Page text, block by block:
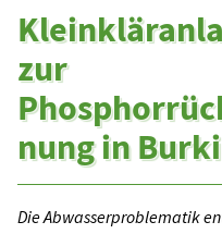
zur
nung in
Die Abwasserproblematik